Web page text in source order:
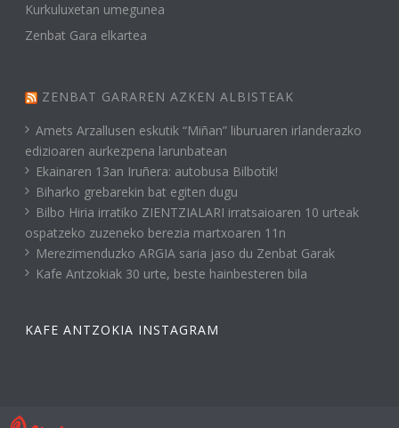
Kurkuluxetan umegunea
Zenbat Gara elkartea
ZENBAT GARAREN AZKEN ALBISTEAK
Amets Arzallusen eskutik “Miñan” liburuaren irlanderazko
edizioaren aurkezpena larunbatean
Ekainaren 13an Iruñera: autobusa Bilbotik!
Biharko grebarekin bat egiten dugu
Bilbo Hiria irratiko ZIENTZIALARI irratsaioaren 10 urteak
ospatzeko zuzeneko berezia martxoaren 11n
Merezimenduzko ARGIA saria jaso du Zenbat Garak
Kafe Antzokiak 30 urte, beste hainbesteren bila
KAFE ANTZOKIA INSTAGRAM